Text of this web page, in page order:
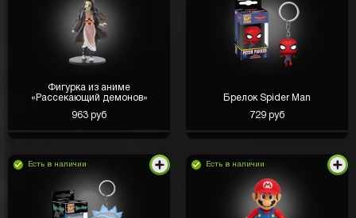
Фигурка из аниме
«Рассекающий демонов»
963 руб
Брелок Spider Man
729 руб
Есть в наличии Есть в наличии